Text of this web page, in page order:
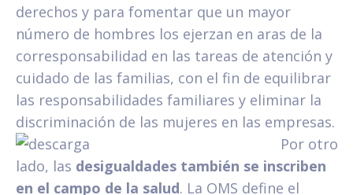
derechos y para fomentar que un mayor
número de hombres los ejerzan en aras de la
corresponsabilidad en las tareas de atención y
cuidado de las familias, con el fin de equilibrar
las responsabilidades familiares y eliminar la
discriminación de las mujeres en las empresas.
Por otro
lado, las desigualdades también se inscriben
en el campo de la salud. La OMS define el